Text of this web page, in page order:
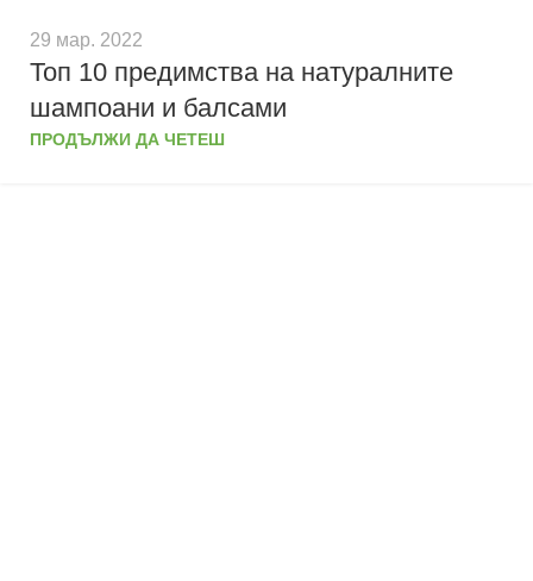
29 мар. 2022
Топ 10 предимства на натуралните
шампоани и балсами
ПРОДЪЛЖИ ДА ЧЕТЕШ